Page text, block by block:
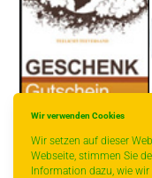
Wir verwenden Cookies
Wir setzen auf dieser
Webseite, stimmen Sie
Information dazu, wie